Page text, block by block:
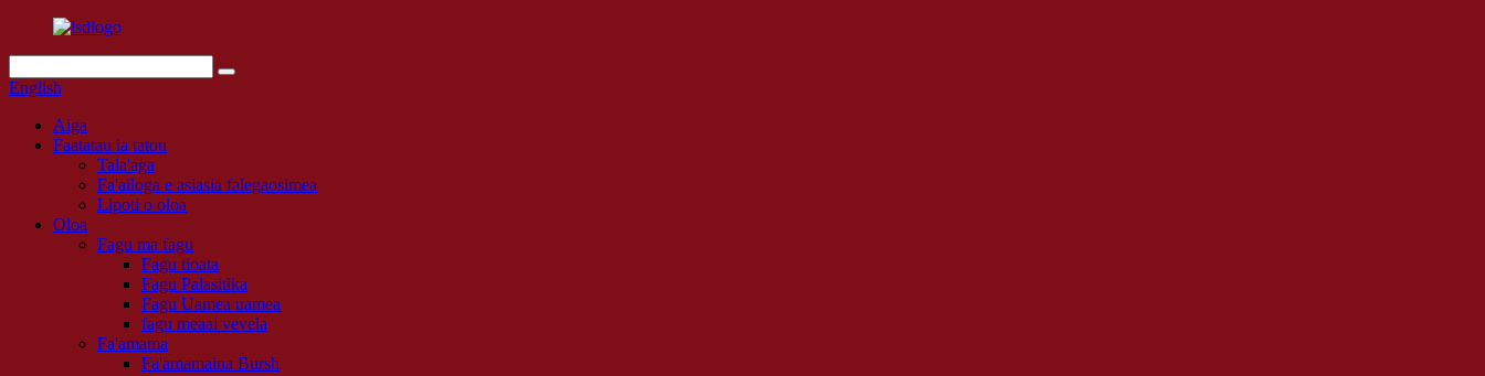
English
Aiga
Faatatau ia tatou
Tala'aga
Fa'ailoga e asiasia falegaosimea
Lipoti o oloa
Oloa
Fagu ma fagu
Fagu tioata
Fagu Palasitika
Fagu Uamea uamea
fagu meaai vevela
Fa'amama
Fa'amamaina Bursh